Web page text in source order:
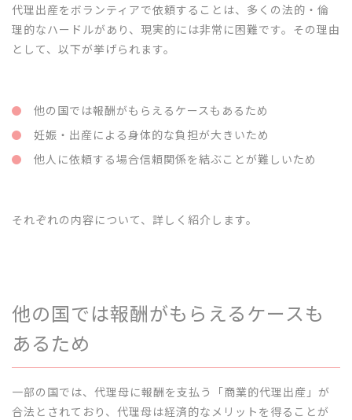
代理出産をボランティアで依頼することは、多くの法的・倫
理的なハードルがあり、現実的には非常に困難です。その理由
として、以下が挙げられます。
他の国では報酬がもらえるケースもあるため
妊娠・出産による身体的な負担が大きいため
他人に依頼する場合信頼関係を結ぶことが難しいため
それぞれの内容について、詳しく紹介します。
他の国では報酬がもらえるケースも
あるため
一部の国では、代理母に報酬を支払う「商業的代理出産」が
合法とされており、代理母は経済的なメリットを得ることが